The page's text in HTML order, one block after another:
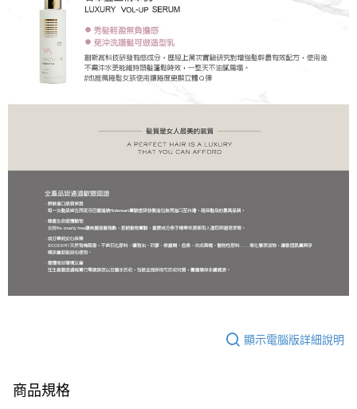
顯示電腦版詳細說明
商品規格